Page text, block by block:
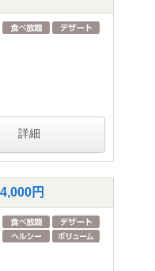
詳細
円